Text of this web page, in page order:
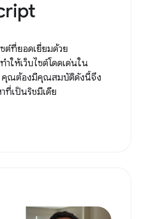
ต์ที่ยอดเยี่ยมด้วย
ให้เว็บไซต์โดดเด่นใน
คุณต้องมีคุณสมบัติดังนี้จึง
ที่เป็นริชมีเดีย